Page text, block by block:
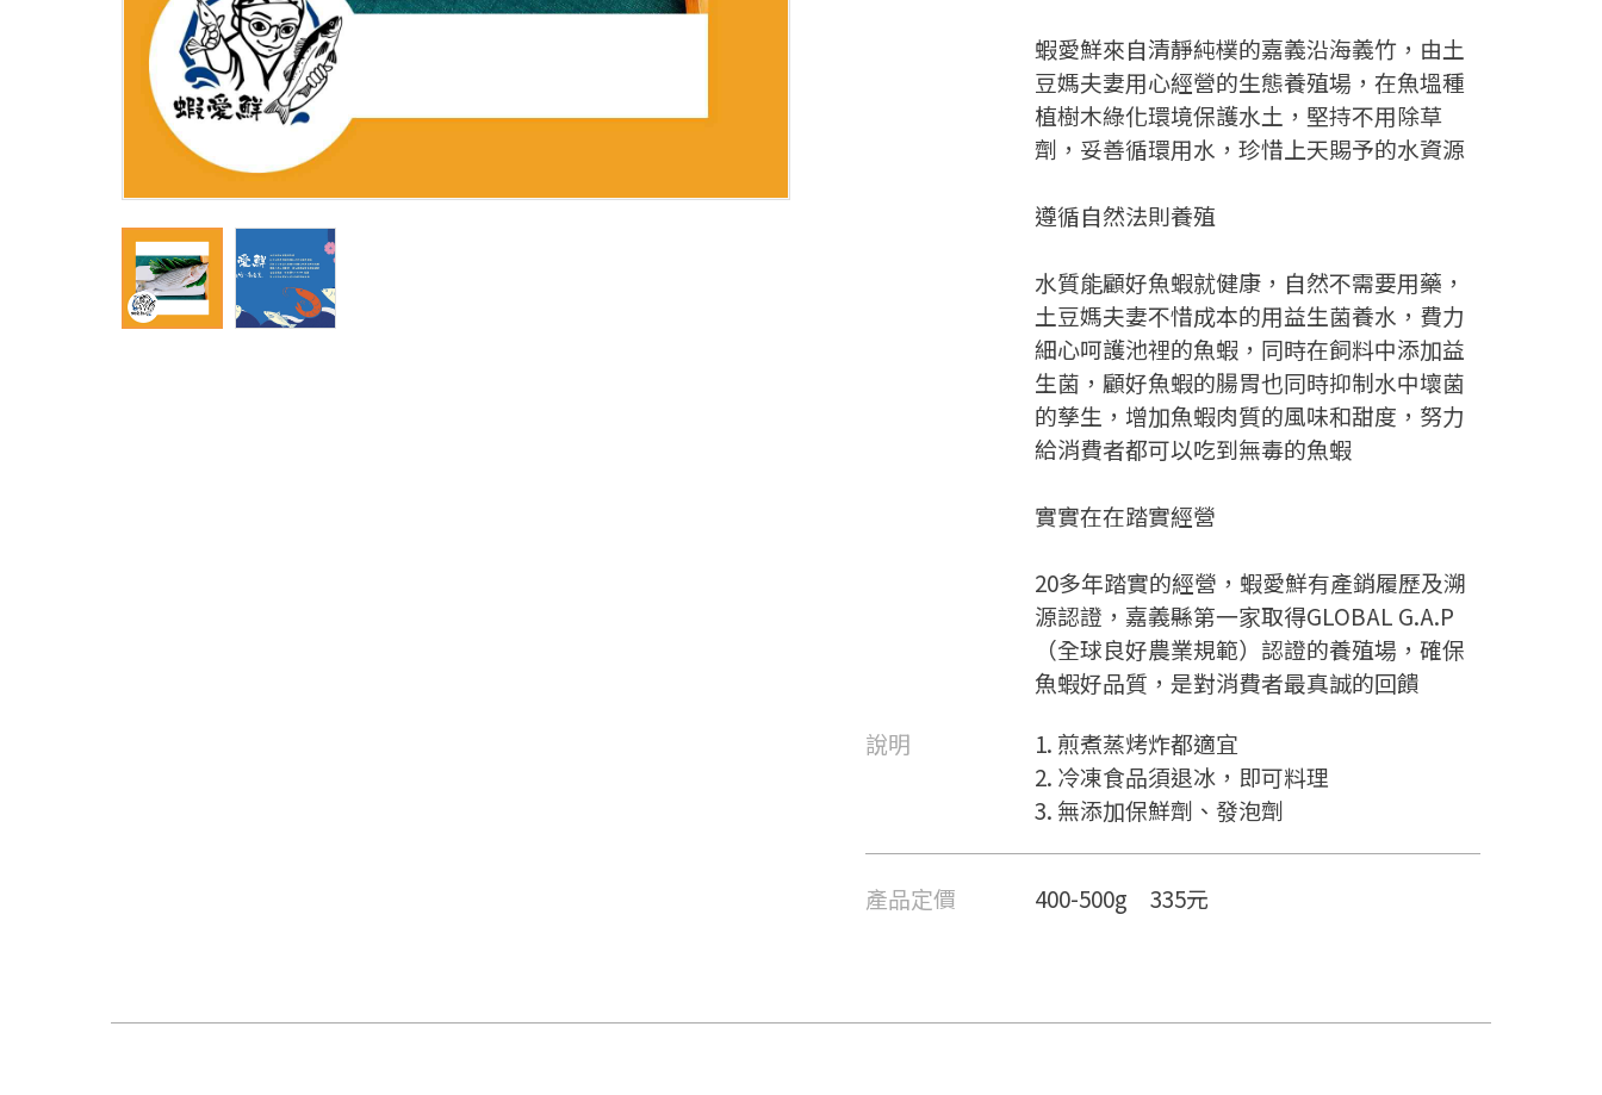
蝦愛鮮來自清靜純樸的嘉義沿海義竹，由土
豆媽夫妻用心經營的生態養殖場，在魚塭種
植樹木綠化環境保護水土，堅持不用除草
劑，妥善循環用水，珍惜上天賜予的水資源
遵循自然法則養殖
水質能顧好魚蝦就健康，自然不需要用藥，
土豆媽夫妻不惜成本的用益生菌養水，費力
細心呵護池裡的魚蝦，同時在飼料中添加益
生菌，顧好魚蝦的腸胃也同時抑制水中壞菌
的孳生，增加魚蝦肉質的風味和甜度，努力
給消費者都可以吃到無毒的魚蝦
實實在在踏實經營
20多年踏實的經營，蝦愛鮮有產銷履歷及溯
源認證，嘉義縣第一家取得GLOBAL G.A.P
（全球良好農業規範）認證的養殖場，確保
魚蝦好品質，是對消費者最真誠的回饋
說明
1. 煎煮蒸烤炸都適宜
2. 冷凍食品須退冰，即可料理
3. 無添加保鮮劑、發泡劑
產品定價 400-500g 335元
請掃描或點擊 QR code
要申請新產品嗎？